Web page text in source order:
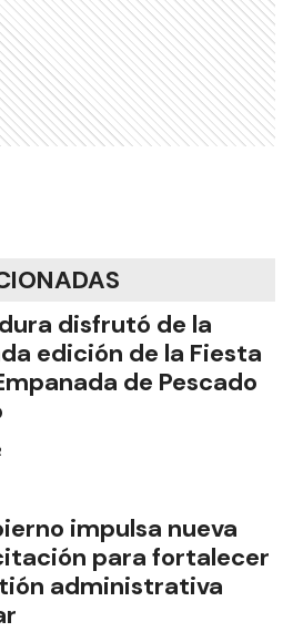
disfrutó de la
edición de la Fiesta
de Pescado
impulsa nueva
para fortalecer
administrativa